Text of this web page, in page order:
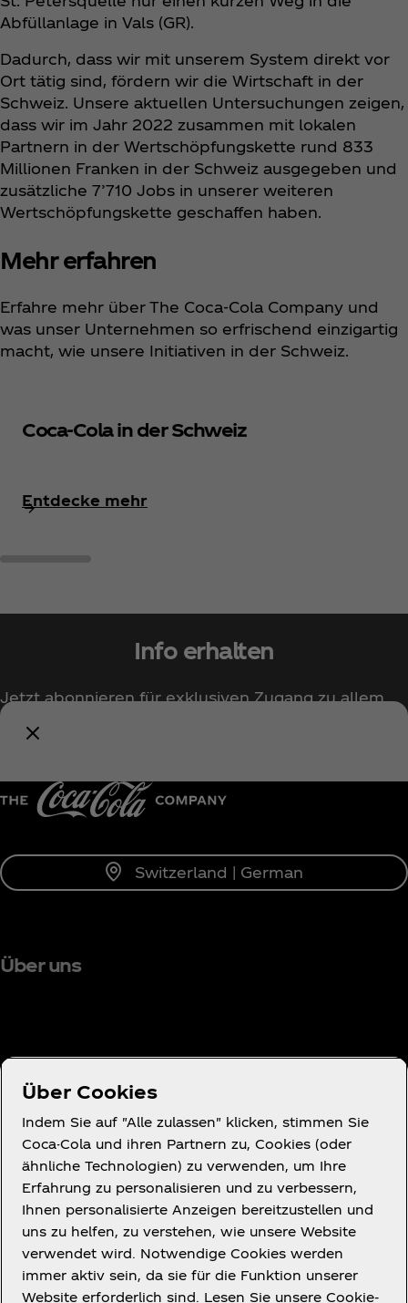
Abfüllanlage in Vals (GR).
Dadurch, dass wir mit unserem System direkt vor
Ort tätig sind, fördern wir die Wirtschaft in der
Schweiz. Unsere aktuellen Untersuchungen zeigen,
dass wir im Jahr 2022 zusammen mit lokalen
Partnern in der Wertschöpfungskette rund 833
Millionen Franken in der Schweiz ausgegeben und
zusätzliche 7’710 Jobs in unserer weiteren
Wertschöpfungskette geschaffen haben.
Mehr erfahren
Erfahre mehr über The Coca‑Cola Company und
was unser Unternehmen so erfrischend einzigartig
macht, wie unsere Initiativen in der Schweiz.
Coca‑Cola in der Schweiz
Entdecke mehr
Info erhalten
Jetzt abonnieren für exklusiven Zugang zu allem
rund um Coca‑Cola!
Switzerland | German
Über uns
Brauchst du Hilfe?
Nutzungsbedingungen
Datenschutzerklärung für Verbraucher
Cookie-Hinweis
Cookies-Einstellungen
Erklärung zur Barrierefreiheit
Über Cookies
Indem Sie auf "Alle zulassen" klicken, stimmen Sie
Coca-Cola und ihren Partnern zu, Cookies (oder
ähnliche Technologien) zu verwenden, um Ihre
Erfahrung zu personalisieren und zu verbessern,
Ihnen personalisierte Anzeigen bereitzustellen und
uns zu helfen, zu verstehen, wie unsere Website
verwendet wird. Notwendige Cookies werden
immer aktiv sein, da sie für die Funktion unserer
Website erforderlich sind. Lesen Sie unsere Cookie-